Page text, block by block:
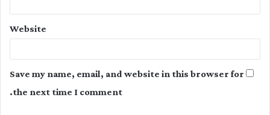
Website
Save my name, email, and website in this browser for
the next time I comment.